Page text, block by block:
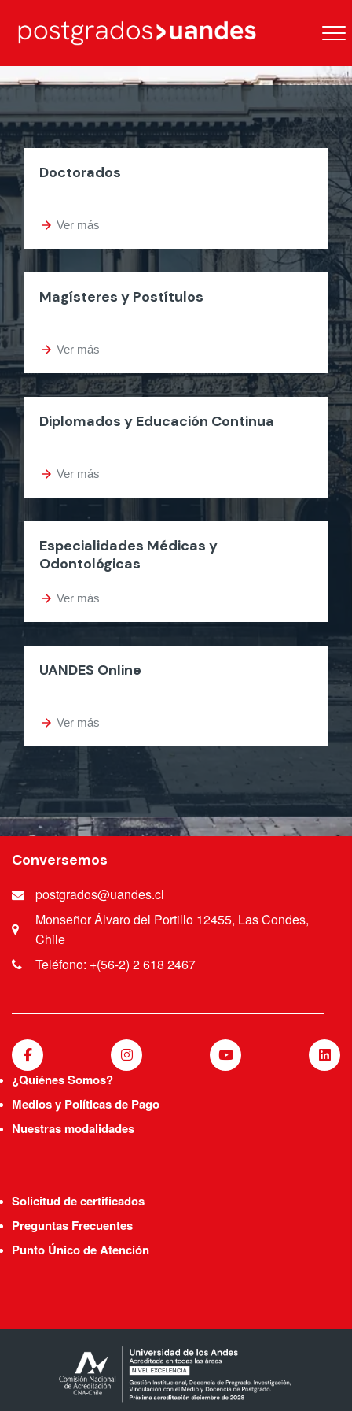
Doctorados
arrow_forward Ver más
Magísteres y Postítulos
arrow_forward Ver más
Diplomados y Educación Continua
arrow_forward Ver más
Especialidades Médicas y
Odontológicas
arrow_forward Ver más
UANDES Online
arrow_forward Ver más
Conversemos
postgrados@uandes.cl
Monseñor Álvaro del Portillo 12455, Las Condes,
Chile
Teléfono: +(56-2) 2 618 2467
¿Quiénes Somos?
Medios y Políticas de Pago
Nuestras modalidades
Solicitud de certificados
Preguntas Frecuentes
Punto Único de Atención